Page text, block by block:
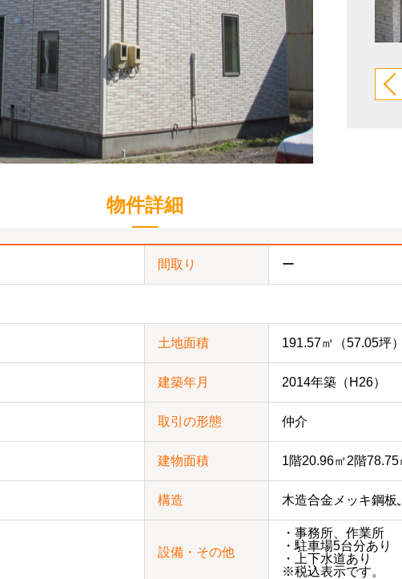
物件詳細
間取り ー
土地面積 191.57㎡（57.05坪）
建築年月 2014年築（H26）
取引の形態 仲介
建物面積 1階20.96㎡2階78.75
構造 木造合金メッキ鋼板
設備・その他
・事務所、作業所
・駐車場5台分あり
・上下水道あり
※税込表示です。